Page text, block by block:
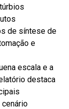
de síntese de
e
escala e a
destaca